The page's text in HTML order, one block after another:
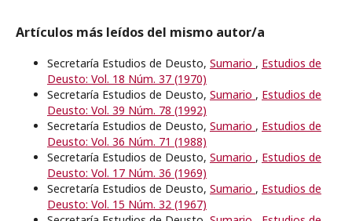
Artículos más leídos del mismo autor/a
Secretaría Estudios de Deusto, Sumario , Estudios de
Deusto: Vol. 18 Núm. 37 (1970)
Secretaría Estudios de Deusto, Sumario , Estudios de
Deusto: Vol. 39 Núm. 78 (1992)
Secretaría Estudios de Deusto, Sumario , Estudios de
Deusto: Vol. 36 Núm. 71 (1988)
Secretaría Estudios de Deusto, Sumario , Estudios de
Deusto: Vol. 17 Núm. 36 (1969)
Secretaría Estudios de Deusto, Sumario , Estudios de
Deusto: Vol. 15 Núm. 32 (1967)